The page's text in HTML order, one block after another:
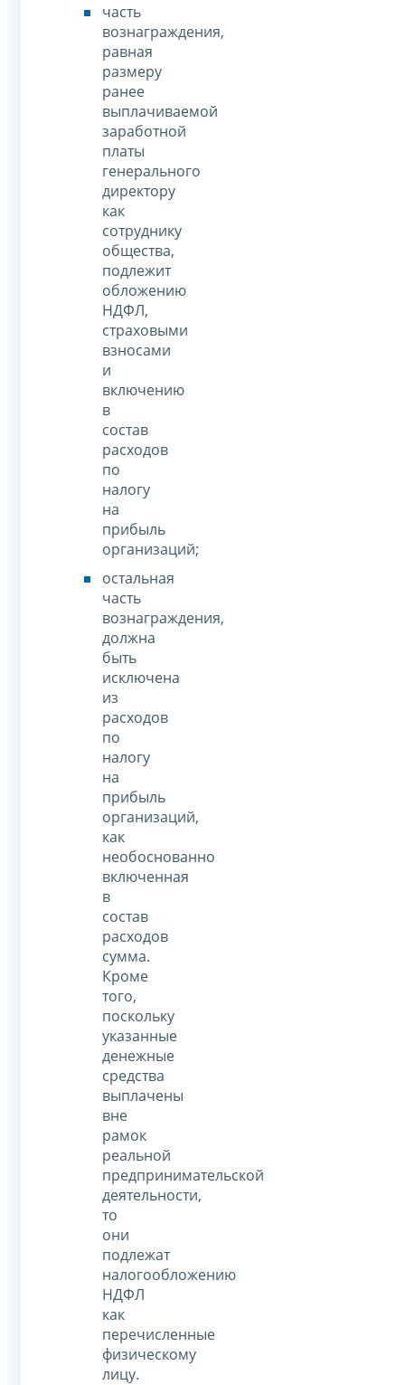
часть
вознаграждения,
равная
размеру
ранее
выплачиваемой
заработной
платы
генерального
директору
как
сотруднику
общества,
подлежит
обложению
НДФЛ,
страховыми
взносами
и
включению
в
состав
расходов
по
налогу
на
прибыль
организаций;
остальная
часть
вознаграждения,
должна
быть
исключена
из
расходов
по
налогу
на
прибыль
организаций,
как
необоснованно
включенная
в
состав
расходов
сумма.
Кроме
того,
поскольку
указанные
денежные
средства
выплачены
вне
рамок
реальной
предпринимательской
деятельности,
то
они
подлежат
налогообложению
НДФЛ
как
перечисленные
физическому
лицу.